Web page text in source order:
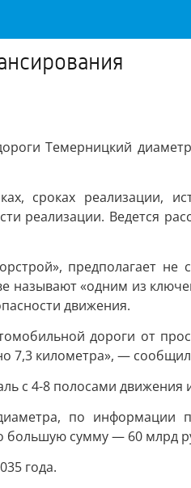
Темерницкий
сроках
реализации. Ведется
предполагает
называют «одним из
движения.
дороги от
7,3 километра», —
с 4-8 полосами
по
большую сумму — 60 млрд
года.